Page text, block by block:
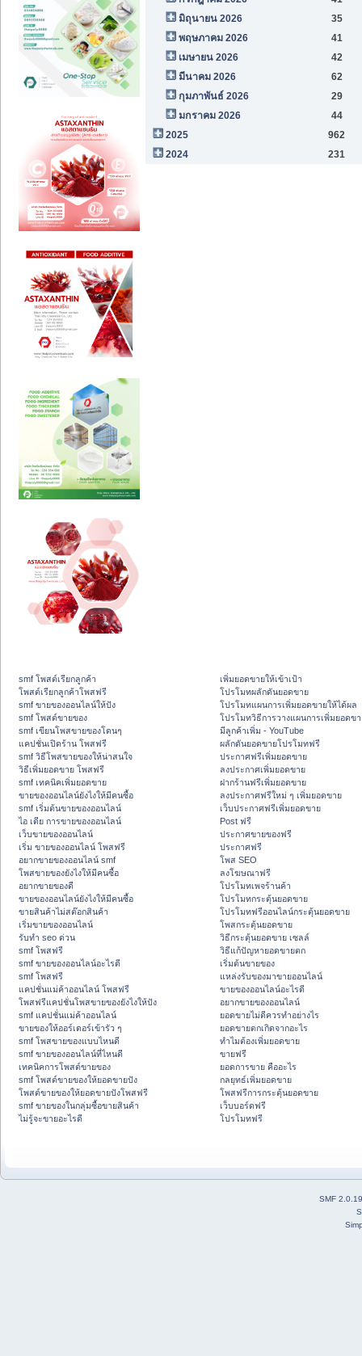
มิถุนายน 2026
35
พฤษภาคม 2026
41
เมษายน 2026
42
มีนาคม 2026
62
กุมภาพันธ์ 2026
29
มกราคม 2026
44
2025
962
2024
231
smf โพสต์เรียกลูกค้า
โพสต์เรียกลูกค้าโพสฟรี
smf ขายของออนไลน์ให้ปัง
smf โพสต์ขายของ
smf เขียนโพสขายของโดนๆ
แคปชั่นเปิดร้าน โพสฟรี
smf วิธีโพสขายของให้น่าสนใจ
วิธีเพิ่มยอดขาย โพสฟรี
smf เทคนิคเพิ่มยอดขาย
ขายของออนไลน์ยังไงให้มีคนซื้อ
smf เริ่มต้นขายของออนไลน์
ไอ เดีย การขายของออนไลน์
เว็บขายของออนไลน์
เริ่ม ขายของออนไลน์ โพสฟรี
อยากขายของออนไลน์ smf
โพสขายของยังไงให้มีคนซื้อ
อยากขายของดี
ขายของออนไลน์ยังไงให้มีคนซื้อ
ขายสินค้าไม่สต๊อกสินค้า
เริ่มขายของออนไลน์
รับทำ seo ด่วน
smf โพสฟรี
smf ขายของออนไลน์อะไรดี
smf โพสฟรี
แคปชั่นแม่ค้าออนไลน์ โพสฟรี
โพสฟรีแคปชั่นโพสขายของยังไงให้ปัง
smf แคปชั่นแม่ค้าออนไลน์
ขายของให้ออร์เดอร์เข้ารัว ๆ
smf โพสขายของแบบไหนดี
smf ขายของออนไลน์ที่ไหนดี
เทคนิคการโพสต์ขายของ
smf โพสต์ขายของให้ยอดขายปัง
โพสต์ขายของให้ยอดขายปังโพสฟรี
smf ขายของในกลุ่มซื้อขายสินค้า
ไม่รู้จะขายอะไรดี
เพิ่มยอดขายให้เข้าเป้า
โปรโมทผลักดันยอดขาย
โปรโมทแผนการเพิ่มยอดขายให้ได้ผล
โปรโมทวิธีการวางแผนการเพิ่มยอดข
มีลูกค้าเพิ่ม - YouTube
ผลักดันยอดขายโปรโมทฟรี
ประกาศฟรีเพิ่มยอดขาย
ลงประกาศเพิ่มยอดขาย
ฝากร้านฟรีเพิ่มยอดขาย
ลงประกาศฟรีใหม่ ๆ เพิ่มยอดขาย
เว็บประกาศฟรีเพิ่มยอดขาย
Post ฟรี
ประกาศขายของฟรี
ประกาศฟรี
โพส SEO
ลงโฆษณาฟรี
โปรโมทเพจร้านค้า
โปรโมทกระตุ้นยอดขาย
โปรโมทฟรีออนไลน์กระตุ้นยอดขาย
โพสกระตุ้นยอดขาย
วิธีกระตุ้นยอดขาย เซลล์
วิธีแก้ปัญหายอดขายตก
เริ่มต้นขายของ
แหล่งรับของมาขายออนไลน์
ขายของออนไลน์อะไรดี
อยากขายของออนไลน์
ยอดขายไม่ดีควรทำอย่างไร
ยอดขายตกเกิดจากอะไร
ทำไมต้องเพิ่มยอดขาย
ขายฟรี
ยอดการขาย คืออะไร
กลยุทธ์เพิ่มยอดขาย
โพสฟรีการกระตุ้นยอดขาย
เว็บบอร์ดฟรี
โปรโมทฟรี
SMF 2.0.19